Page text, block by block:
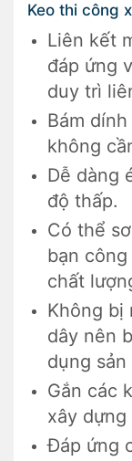
Keo thi công
Liên kết
đáp ứng
duy trì
Bám
không
Dễ dàng
độ thấp.
Có thể
bạn
chất
Không bị
dây nên
dụng sản
Gắn các
xây
Đáp ứng